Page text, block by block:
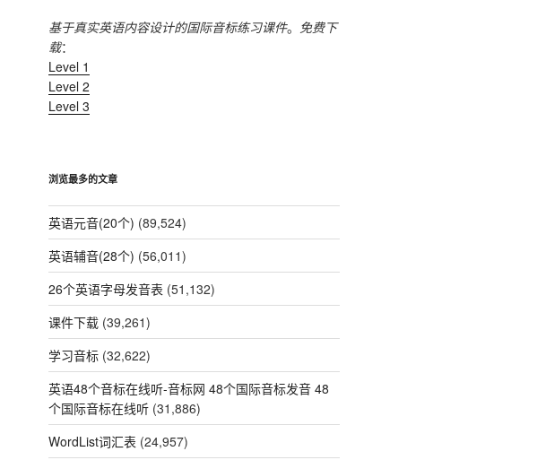
基于真实英语内容设计的国际音标练习课件。 免费下
载：
Level 1
Level 2
Level 3
浏览最多的文章
英语元音(20个) (89,524)
英语辅音(28个) (56,011)
26个英语字母发音表 (51,132)
课件下载 (39,261)
学习音标 (32,622)
英语48个音标在线听-音标网 48个国际音标发音 48
个国际音标在线听 (31,886)
WordList词汇表 (24,957)